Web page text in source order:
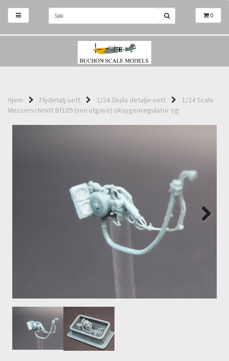
0
Hjem Flydetalj-sett 1/24 Skala detalje-sett
1/24 Scale
Messerschmitt Bf109 (sen utgave) oksygenregulator og